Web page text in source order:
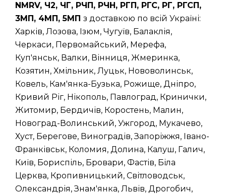
NMRV, Ч2, ЧГ, РЧП, РЧН, РГП, РГС, РГ, РГСП,
3МП, 4МП, 5МП з доставкою по всій Україні:
Харків, Лозова, Ізюм, Чугуїв, Балаклія,
Черкаси, Первомайський, Мерефа,
Куп'янськ, Валки, Вінниця, Жмеринка,
Козятин, Хмільник, Луцьк, Нововолинськ,
Ковель, Кам'янка-Бузька, Рожище, Дніпро,
Кривий Ріг, Нікополь, Павлоград, Кринички,
Житомир, Бердичів, Коростень, Малин,
Новоград-Волинський, Ужгород, Мукачево,
Хуст, Берегове, Виноградів, Запоріжжя, Івано-
Франківськ, Коломия, Долина, Калуш, Галич,
Київ, Бориспіль, Бровари, Фастів, Біла
Церква, Кропивницький, Світловодськ,
Олександрія, Знам'янка, Львів, Дрогобич,